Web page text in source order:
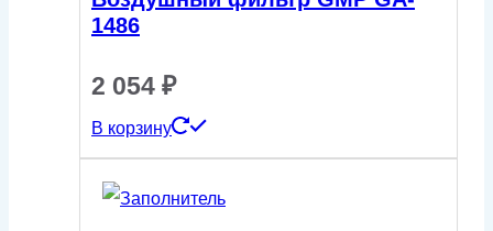
1486
2 054 ₽
В корзину